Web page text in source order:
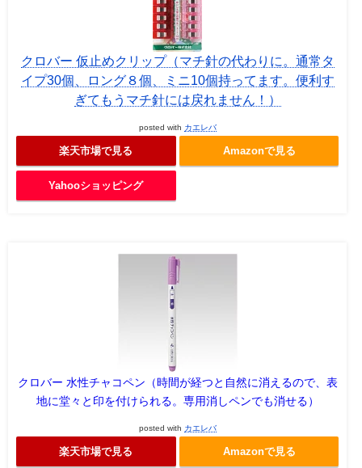
クロバー 仮止めクリップ（マチ針の代わりに。通常タ
イプ30個、ロング８個、ミニ10個持ってます。便利す
ぎてもうマチ針には戻れません！）
posted with カエレバ
楽天市場で見る Amazonで見る
Yahooショッピング
クロバー 水性チャコペン（時間が経つと自然に消えるので、表
地に堂々と印を付けられる。専用消しペンでも消せる）
posted with カエレバ
楽天市場で見る Amazonで見る